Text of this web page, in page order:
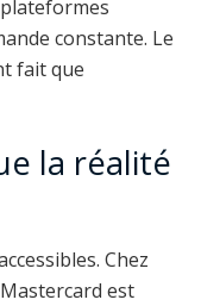
constante. Le
fait que
la réalité
Chez
est